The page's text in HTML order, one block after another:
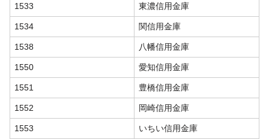
1533 東濃信用金庫
1534 関信用金庫
1538 八幡信用金庫
1550 愛知信用金庫
1551 豊橋信用金庫
1552 岡崎信用金庫
1553 いちい信用金庫